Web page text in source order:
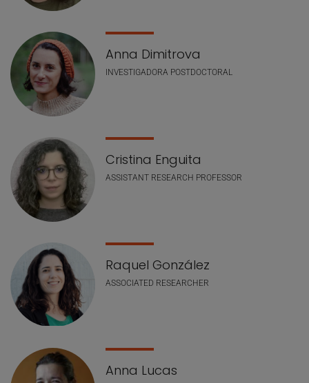
Anna Dimitrova
INVESTIGADORA POSTDOCTORAL
Cristina Enguita
ASSISTANT RESEARCH PROFESSOR
Raquel González
ASSOCIATED RESEARCHER
Anna Lucas